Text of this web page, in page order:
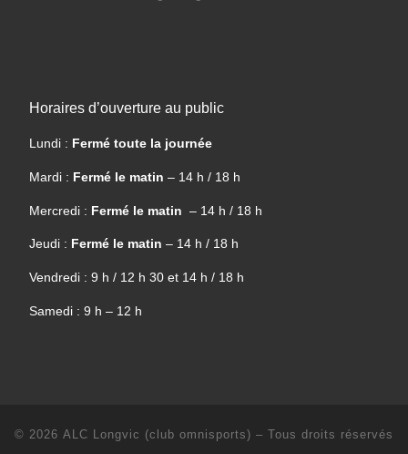
Horaires d’ouverture au public
Lundi : Fermé toute la journée
Mardi : Fermé le matin – 14 h / 18 h
Mercredi : Fermé le matin – 14 h / 18 h
Jeudi : Fermé le matin – 14 h / 18 h
Vendredi : 9 h / 12 h 30 et 14 h / 18 h
Samedi : 9 h – 12 h
© 2026 ALC Longvic (club omnisports) – Tous droits réservés